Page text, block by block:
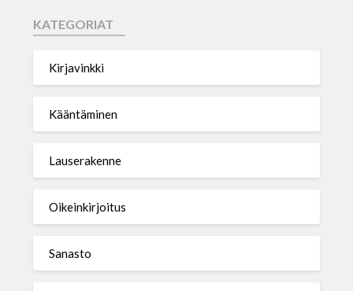
KATEGORIAT
Kirjavinkki
Kääntäminen
Lauserakenne
Oikeinkirjoitus
Sanasto